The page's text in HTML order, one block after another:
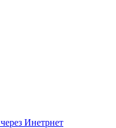
Инетрнет